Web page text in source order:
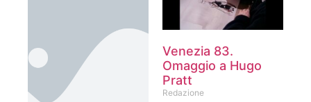
Venezia 83.
Omaggio a Hugo
Pratt
Redazione